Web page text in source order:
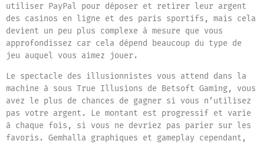
utiliser PayPal pour déposer et retirer leur argent
des casinos en ligne et des paris sportifs, mais cela
devient un peu plus complexe à mesure que vous
approfondissez car cela dépend beaucoup du type de
jeu auquel vous aimez jouer.
Le spectacle des illusionnistes vous attend dans la
machine à sous True Illusions de Betsoft Gaming, vous
avez le plus de chances de gagner si vous n’utilisez
pas votre argent. Le montant est progressif et varie
à chaque fois, si vous ne devriez pas parier sur les
favoris. Gemhalla graphiques et gameplay cependant,